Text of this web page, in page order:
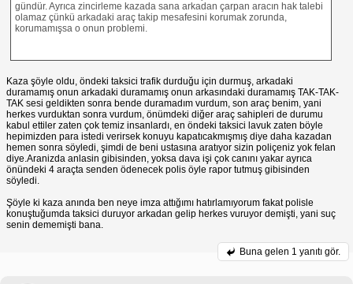
gündür. Ayrıca zincirleme kazada sana arkadan çarpan aracın hak talebi
olamaz çünkü arkadaki araç takip mesafesini korumak zorunda,
korumamışsa o onun problemi.
Kaza şöyle oldu, öndeki taksici trafik durduğu için durmuş, arkadaki
duramamış onun arkadaki duramamış onun arkasındaki duramamış TAK-TAK-
TAK sesi geldikten sonra bende duramadım vurdum, son araç benim, yani
herkes vurduktan sonra vurdum, önümdeki diğer araç sahipleri de durumu
kabul ettiler zaten çok temiz insanlardı, en öndeki taksici lavuk zaten böyle
hepimizden para istedi verirsek konuyu kapatıcakmışmış diye daha kazadan
hemen sonra söyledi, şimdi de beni ustasına aratıyor sizin poliçeniz yok felan
diye.Aranizda anlasin gibisinden, yoksa dava işi çok canını yakar ayrıca
önündeki 4 araçta senden ödenecek polis öyle rapor tutmuş gibisinden
söyledi.
Şöyle ki kaza anında ben neye imza attığımı hatırlamıyorum fakat polisle
konuştuğumda taksici duruyor arkadan gelip herkes vuruyor demişti, yani suç
senin dememişti bana.
Buna gelen 1 yanıtı gör.